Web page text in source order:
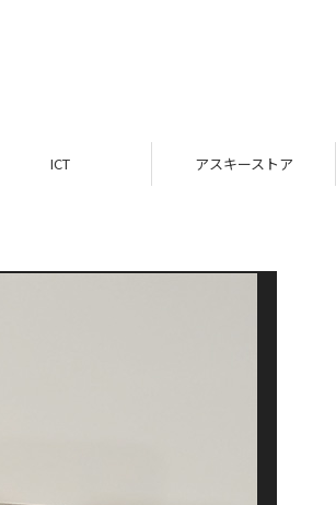
ICT アスキーストア